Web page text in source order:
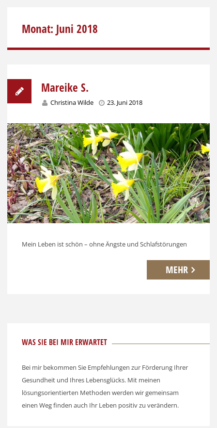
Monat: Juni 2018
Mareike S.
Christina Wilde 23. Juni 2018
Mein Leben ist schön – ohne Ängste und Schlafstörungen
MEHR
WAS SIE BEI MIR ERWARTET
Bei mir bekommen Sie Empfehlungen zur Förderung Ihrer
Gesundheit und Ihres Lebensglücks. Mit meinen
lösungsorientierten Methoden werden wir gemeinsam
einen Weg finden auch Ihr Leben positiv zu verändern.